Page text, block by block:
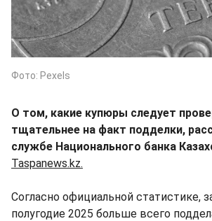
Фото: Pexels
О том, какие купюры следует
тщательнее на факт подделки,
службе Национального банка
Taspanews.kz.
Согласно официальной статистике,
полугодие 2025 больше всего